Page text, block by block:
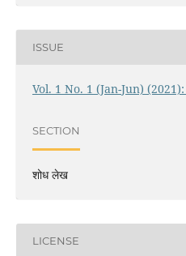
ISSUE
Vol. 1 No. 1 (Jan-Jun) (2021):
SECTION
शोध लेख
LICENSE